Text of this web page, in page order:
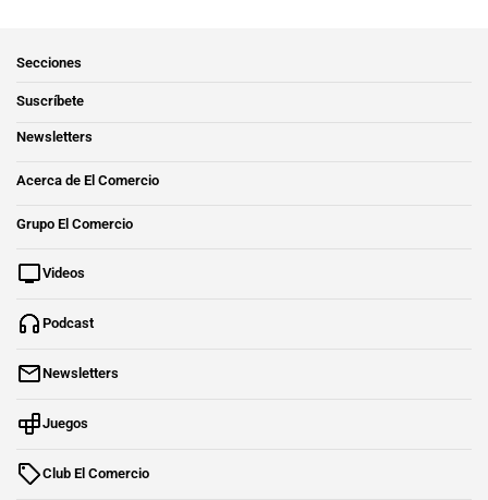
Secciones
Suscríbete
Newsletters
Acerca de El Comercio
Grupo El Comercio
Videos
Podcast
Newsletters
Juegos
Club El Comercio